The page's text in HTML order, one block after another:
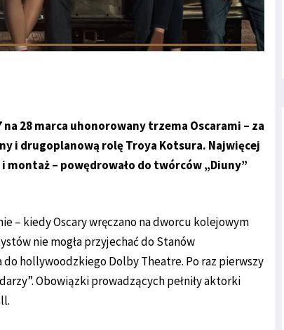
na 28 marca uhonorowany trzema Oscarami – za
i drugoplanową rolę Troya Kotsura. Najwięcej
montaż – powędrowało do twórców „Diuny”
– kiedy Oscary wręczano na dworcu kolejowym
nie mogła przyjechać do Stanów
hollywoodzkiego Dolby Theatre. Po raz pierwszy
Obowiązki prowadzących pełniły aktorki